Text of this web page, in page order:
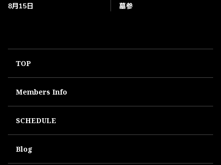
8月15日 墓参
TOP
Members Info
SCHEDULE
Blog